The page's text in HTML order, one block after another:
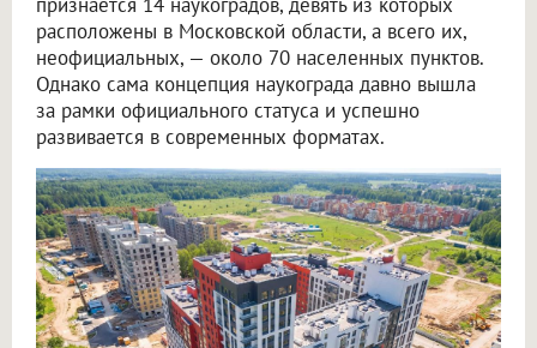
расположены в Московской области, а всего их,
неофициальных, — около 70 населенных пунктов.
Однако сама концепция наукограда давно вышла
за рамки официального статуса и успешно
развивается в современных форматах.